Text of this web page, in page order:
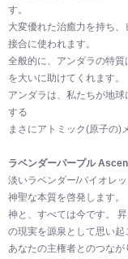
す。
大変優れた治癒力を持ち
接合に使われます。
全般的に、アンダラの特
を大いに助けてくれます。
アンダラは、私たちが地
する
まさにアトミック(原子の)
ラベンダーパープル
淡いラベンダー/バイオレ
神聖な本質を啓発します。
神と、すべては今です。
の現実を源泉として思い起
あなたの主権者とのつなが